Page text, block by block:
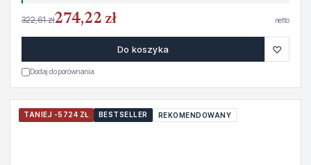
322,61 zł274,22 zł netto
Do koszyka ♡
Dodaj do porównania
TANIEJ -5724 ZŁ BESTSELLER REKOMENDOWANY